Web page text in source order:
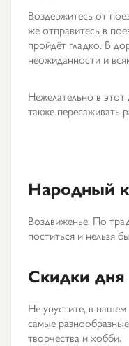
Воздержитесь от
же отправитесь в
пройдёт гладко. В
неожиданности и
Нежелательно в
также пересаживать
Народный
Воздвиженье. По
поститься и нельзя
Скидки дня
Не упустите, в
самые
творчества и хобби.